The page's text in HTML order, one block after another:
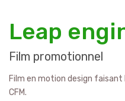
Leap
Film promotionnel
Film en motion design
CFM.